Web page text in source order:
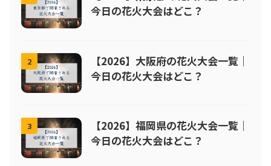
今日の花火大会はどこ？
2
【2026】大阪府の花火大会一覧｜
今日の花火大会はどこ？
3
【2026】福岡県の花火大会一覧｜
今日の花火大会はどこ？